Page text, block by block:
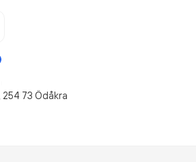
254 73 Ödåkra